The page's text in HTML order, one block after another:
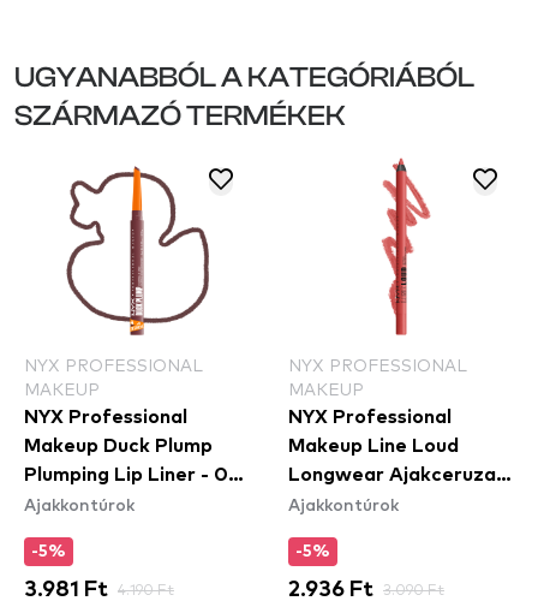
UGYANABBÓL A KATEGÓRIÁBÓL
SZÁRMAZÓ TERMÉKEK
NYX PROFESSIONAL
MAKEUP
NYX Professional
Makeup Duck Plump
Plumping Lip Liner - 04
Fill Em' In
Ajakkontúrok
-5%
3.981 Ft 4.190 Ft
NYX PROFESSIONAL
MAKEUP
NYX Professional
Makeup Line Loud
Longwear Ajakceruza -
Rebel Red (LLLP11)
Ajakkontúrok
-5%
2.936 Ft 3.090 Ft